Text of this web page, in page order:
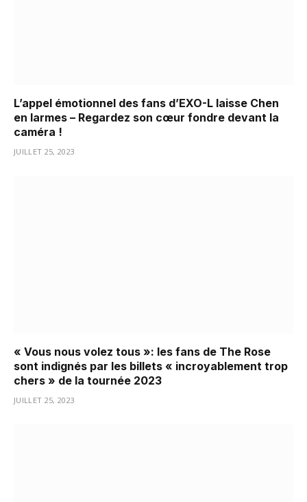
L’appel émotionnel des fans d’EXO-L laisse Chen
en larmes – Regardez son cœur fondre devant la
caméra !
JUILLET 25, 2023
« Vous nous volez tous »: les fans de The Rose
sont indignés par les billets « incroyablement trop
chers » de la tournée 2023
JUILLET 25, 2023